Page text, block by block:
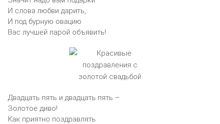
И слова любви дарить,
И под бурную овацию
Вас лучшей парой объявить!
Двадцать пять и двадцать пять –
Золотое диво!
Как приятно поздравлять